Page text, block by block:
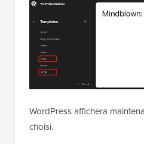
WordPress affichera
choisi.